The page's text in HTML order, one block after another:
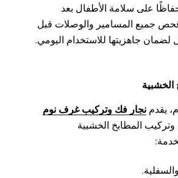
حفاظًا على سلامة الأطفال بعد
جميع المسامير والوصلات قبل
لضمان جاهزيتها للاستخدام اليومي.
يقدم نجار فك وتركيب غرف نوم
المطابخ الخشبية